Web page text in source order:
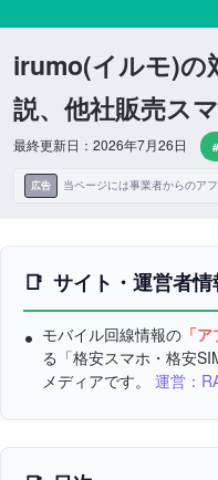
irumo(イルモ)の
説、他社販売ス
最終更新日：2026年7月26日
広告 当ページには事業者からのア
サイト・運営者情
モバイル回線情報の 「
る「格安スマホ・格安
メディアです。 運営：